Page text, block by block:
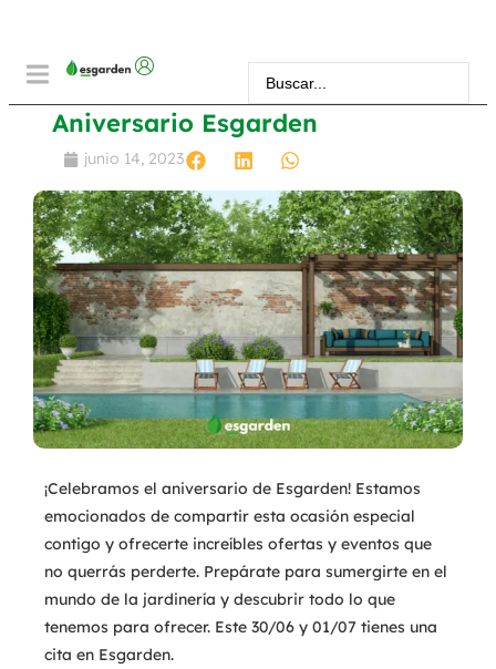
Aniversario Esgarden
junio 14, 2023
¡Celebramos el aniversario de Esgarden! Estamos
emocionados de compartir esta ocasión especial
contigo y ofrecerte increíbles ofertas y eventos que
no querrás perderte. Prepárate para sumergirte en el
mundo de la jardinería y descubrir todo lo que
tenemos para ofrecer. Este 30/06 y 01/07 tienes una
cita en Esgarden.